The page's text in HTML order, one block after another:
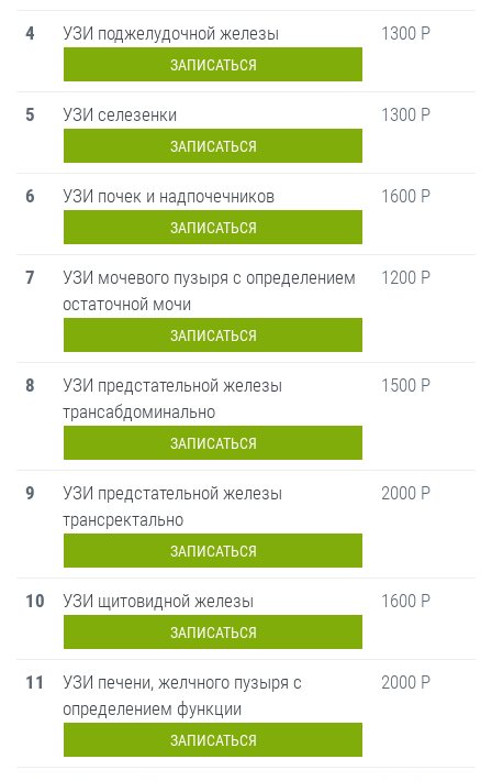
4 УЗИ поджелудочной железы
ЗАПИСАТЬСЯ
1300 Р
5 УЗИ селезенки
ЗАПИСАТЬСЯ
1300 Р
6 УЗИ почек и надпочечников
ЗАПИСАТЬСЯ
1600 Р
7
УЗИ мочевого пузыря с определением
остаточной мочи
ЗАПИСАТЬСЯ
1200 Р
8
УЗИ предстательной железы
трансабдоминально
ЗАПИСАТЬСЯ
1500 Р
9
УЗИ предстательной железы
трансректально
ЗАПИСАТЬСЯ
2000 Р
10 УЗИ щитовидной железы
ЗАПИСАТЬСЯ
1600 Р
11
УЗИ печени, желчного пузыря с
определением функции
ЗАПИСАТЬСЯ
2000 Р